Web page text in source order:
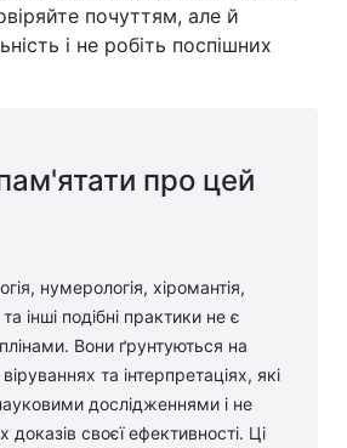
почуттям, але й
і не робіть поспішних
про цей
нумерологія, хіромантія,
інші подібні практики не є
Вони ґрунтуються на
та інтерпретаціях, які
дослідженнями і не
своєї ефективності. Ці